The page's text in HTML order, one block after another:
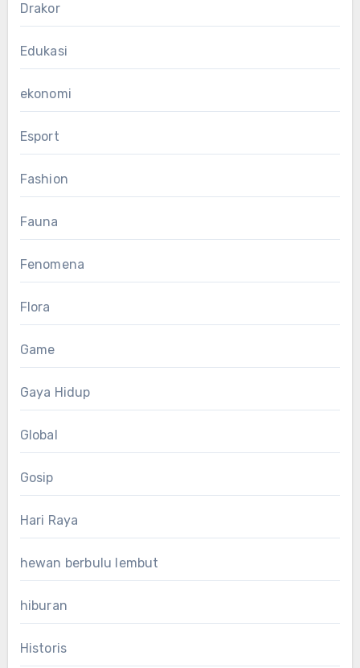
Drakor
Edukasi
ekonomi
Esport
Fashion
Fauna
Fenomena
Flora
Game
Gaya Hidup
Global
Gosip
Hari Raya
hewan berbulu lembut
hiburan
Historis